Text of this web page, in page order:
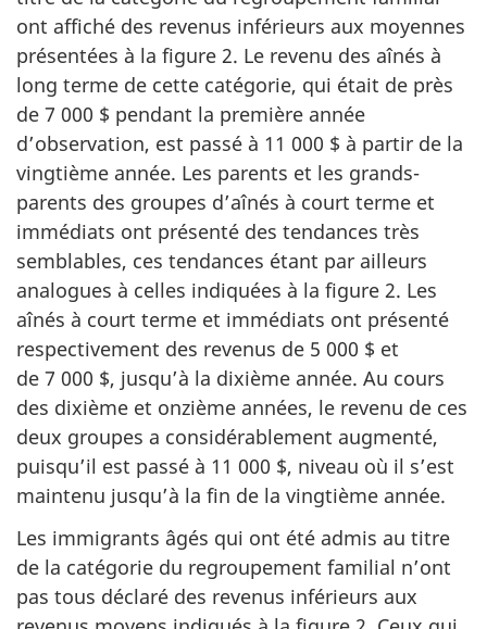
ont affiché des revenus inférieurs aux moyennes
présentées à la figure 2. Le revenu des aînés à
long terme de cette catégorie, qui était de près
de 7 000 $ pendant la première année
d’observation, est passé à 11 000 $ à partir de la
vingtième année. Les parents et les grands-
parents des groupes d’aînés à court terme et
immédiats ont présenté des tendances très
semblables, ces tendances étant par ailleurs
analogues à celles indiquées à la figure 2. Les
aînés à court terme et immédiats ont présenté
respectivement des revenus de 5 000 $ et
de 7 000 $, jusqu’à la dixième année. Au cours
des dixième et onzième années, le revenu de ces
deux groupes a considérablement augmenté,
puisqu’il est passé à 11 000 $, niveau où il s’est
maintenu jusqu’à la fin de la vingtième année.
Les immigrants âgés qui ont été admis au titre
de la catégorie du regroupement familial n’ont
pas tous déclaré des revenus inférieurs aux